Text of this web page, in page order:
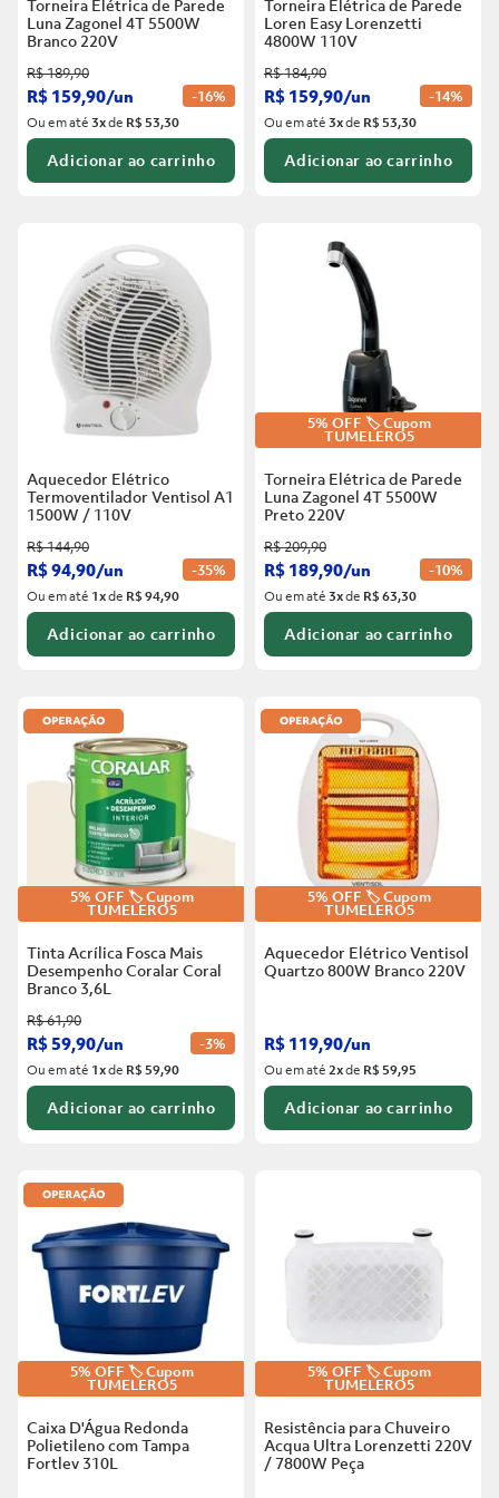
Torneira Elétrica de Parede
Luna Zagonel 4T 5500W
Branco 220V
R$189,90
R$ 159,90/un -16%
Ou em até3xde R$ 53,30
Adicionar ao carrinho
Torneira Elétrica de Parede
Loren Easy Lorenzetti
4800W 110V
R$184,90
R$ 159,90/un -14%
Ou em até3xde R$ 53,30
Adicionar ao carrinho
Aquecedor Elétrico
Termoventilador Ventisol A1
1500W / 110V
R$144,90
R$94,90/un -35%
Ou em até 1xde R$ 94,90
Adicionar ao carrinho
5% OFF 🏷️ Cupom
TUMELERO5
Torneira Elétrica de Parede
Luna Zagonel 4T 5500W
Preto 220V
R$209,90
R$ 189,90/un -10%
Ou em até3xde R$ 63,30
Adicionar ao carrinho
5% OFF 🏷️ Cupom
TUMELERO5
Tinta Acrílica Fosca Mais
Desempenho Coralar Coral
Branco 3,6L
R$61,90
R$59,90/un -3%
Ou em até 1xde R$ 59,90
Adicionar ao carrinho
5% OFF 🏷️ Cupom
TUMELERO5
Aquecedor Elétrico Ventisol
Quartzo 800W Branco 220V
R$ 119,90/un
Ou em até2xde R$ 59,95
Adicionar ao carrinho
5% OFF 🏷️ Cupom
TUMELERO5
Caixa D'Água Redonda
Polietileno com Tampa
Fortlev 310L
5% OFF 🏷️ Cupom
TUMELERO5
Resistência para Chuveiro
Acqua Ultra Lorenzetti 220V
/ 7800W Peça